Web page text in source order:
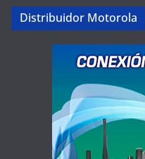
Distribuidor Motorola